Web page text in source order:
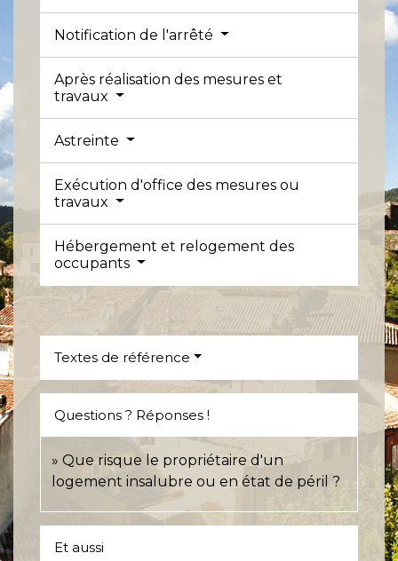
Notification de l'arrêté
Après réalisation des mesures et
travaux
Astreinte
Exécution d'office des mesures ou
travaux
Hébergement et relogement des
occupants
Textes de référence
Questions ? Réponses !
Que risque le propriétaire d'un
logement insalubre ou en état de péril ?
Et aussi